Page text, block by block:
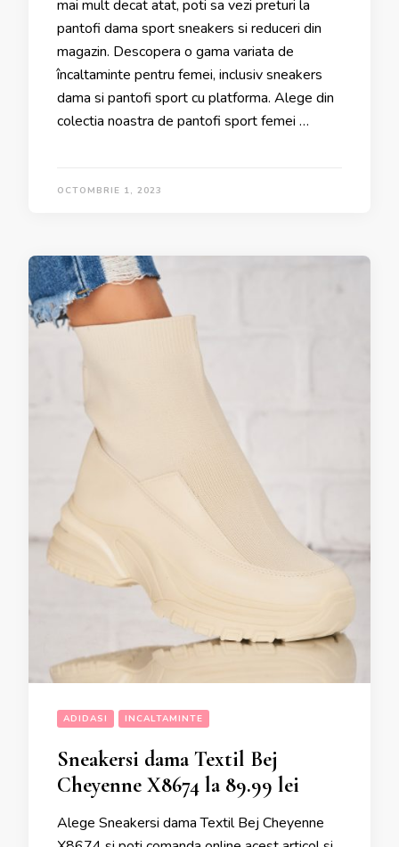
mai mult decat atat, poti sa vezi preturi la
pantofi dama sport sneakers si reduceri din
magazin. Descopera o gama variata de
încaltaminte pentru femei, inclusiv sneakers
dama si pantofi sport cu platforma. Alege din
colectia noastra de pantofi sport femei …
OCTOMBRIE 1, 2023
ADIDASI INCALTAMINTE
Sneakersi dama Textil Bej
Cheyenne X8674 la 89.99 lei
Alege Sneakersi dama Textil Bej Cheyenne